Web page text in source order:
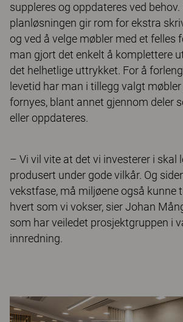
suppleres og oppdateres ved
planløsningen gir rom for ekstra
og ved å velge møbler med et felles
man gjort det enkelt å komplettere
det helhetlige uttrykket. For å
levetid har man i tillegg valgt
fornyes, blant annet gjennom deler
eller oppdateres.
– Vi vil vite at det vi investerer i skal
produsert under gode vilkår. Og
vekstfase, må miljøene også kunne
hvert som vi vokser, sier Johan
som har veiledet prosjektgruppen i
innredning.